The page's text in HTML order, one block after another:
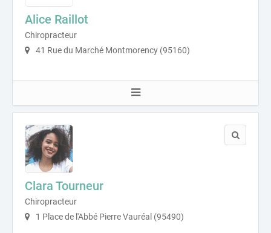
Alice Raillot
Chiropracteur
41 Rue du Marché Montmorency (95160)
Clara Tourneur
Chiropracteur
1 Place de l'Abbé Pierre Vauréal (95490)